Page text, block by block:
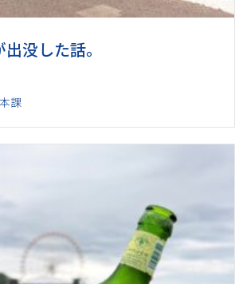
没した話。
課